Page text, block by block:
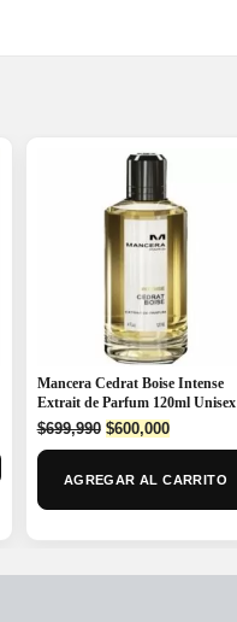
Mancera Cedrat Boise Intense
Extrait de Parfum 120ml Unisex
$699,990 Original
price
$600,000Current
price
AGREGAR AL CARRITO